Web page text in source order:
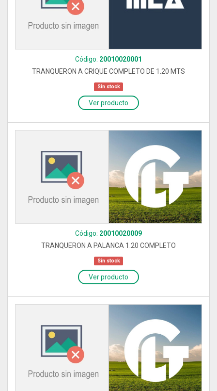
Código: 20010020001
TRANQUERON A CRIQUE COMPLETO DE 1.20 MTS
Sin stock
Ver producto
Código: 20010020009
TRANQUERON A PALANCA 1.20 COMPLETO
Sin stock
Ver producto